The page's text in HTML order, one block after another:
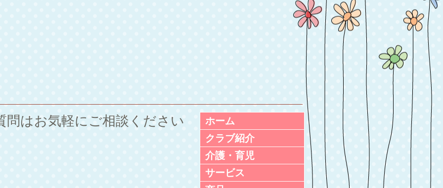
問はお気軽にご相談ください
ホーム
クラブ紹介
介護・育児
サービス